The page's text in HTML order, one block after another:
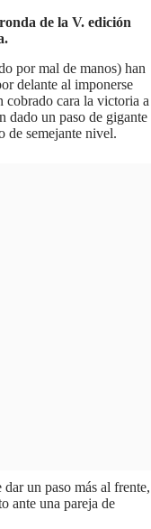
de la V. edición
por mal de manos) han
delante al imponerse
cobrado cara la victoria a
dado un paso de gigante
de semejante nivel.
un paso más al frente,
ante una pareja de